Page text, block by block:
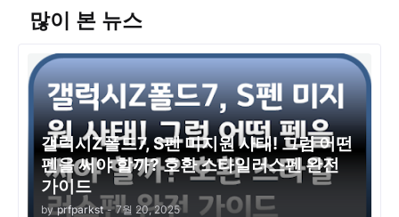
많이 본 뉴스
갤럭시Z폴드7, S펜 미지원 사태! 그럼 어떤
펜을 써야 할까? 호환 스타일러스펜 완전
가이드
by prfparkst - 7월 20, 2025